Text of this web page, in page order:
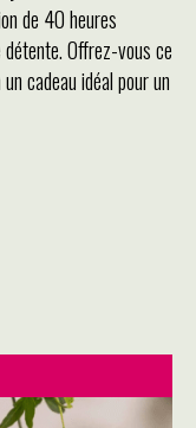
de 40 heures
Offrez-vous ce
cadeau idéal pour un